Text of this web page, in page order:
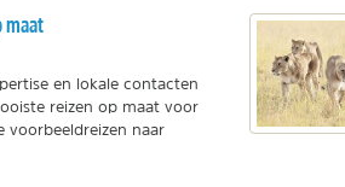
maat
en lokale contacten
reizen op maat voor
voorbeeldreizen naar